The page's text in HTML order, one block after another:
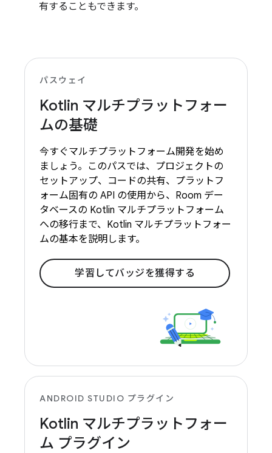
有することもできます。
パスウェイ
Kotlin マルチプラットフォー
ムの基礎
今すぐマルチプラットフォーム開発を始め
ましょう。このパスでは、プロジェクトの
セットアップ、コードの共有、プラットフ
ォーム固有の API の使用から、Room デー
タベースの Kotlin マルチプラットフォーム
への移行まで、Kotlin マルチプラットフォー
ムの基本を説明します。
学習してバッジを獲得する
ANDROID STUDIO プラグイン
Kotlin マルチプラットフォー
ム プラグイン